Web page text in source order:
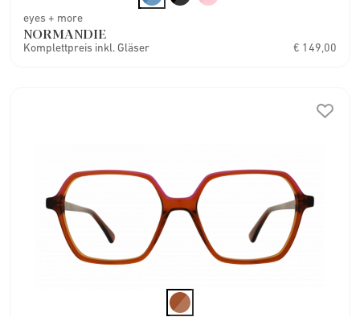
eyes + more
NORMANDIE
Komplettpreis inkl. Gläser € 149,00